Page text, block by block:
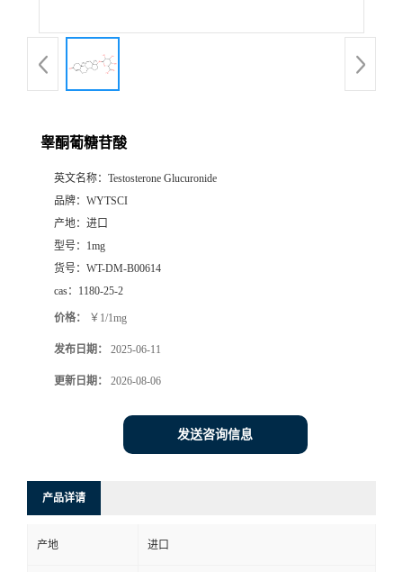
睾酮葡糖苷酸
英文名称： Testosterone Glucuronide
品牌： WYTSCI
产地： 进口
型号： 1mg
货号： WT-DM-B00614
cas： 1180-25-2
价格： ￥1/1mg
发布日期： 2025-06-11
更新日期： 2026-08-06
发送咨询信息
产品详请
产地 进口